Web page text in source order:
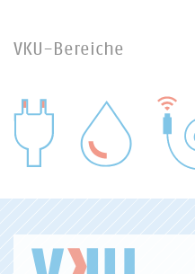
VKU-Bereiche